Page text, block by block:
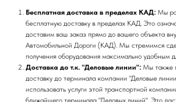
Бесплатная доставка в пределах КАД: Мы
бесплатную доставку в пределах КАД. Это
доставим ваш заказ прямо до вашего объекта
Автомобильной Дороги (КАД). Мы стремимся
получения оборудования максимально удобным
Доставка до т.к. "Деловые линии": Мы также
доставку до терминала компании "Деловые
использовать услуги этой транспортной
ближайшего терминала "Деловых линий". Это